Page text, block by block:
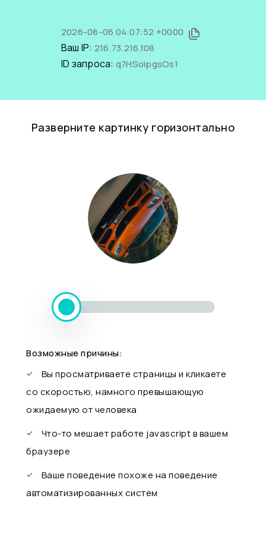
2026-08-06 04:07:52 +0000
Ваш IP: 216.73.216.108
ID запроса: q7HSoipgsOs1
Разверните картинку горизонтально
Возможные причины:
Вы просматриваете страницы и кликаете
со скоростью, намного превышающую
ожидаемую от человека
Что-то мешает работе javascript в вашем
браузере
Ваше поведение похоже на поведение
автоматизированных систем